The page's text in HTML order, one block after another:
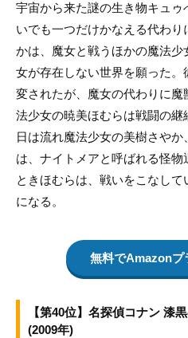
宇宙から来た謎の生き物キュ
いでも一つだけかなえる代わ
かは、魔女と戦うほかの魔法
女が存在しない世界を願った
変されたが、魔女の代わりに
法少女の暁美ほむらは戦闘の継
日は流れ魔法少女の美樹さや
は、ナイトメアと呼ばれる怪
ときほむらは、戦いをこなし
になる。
無料でAmazonプ
【第40位】名探偵コナン 漆
(2009年)